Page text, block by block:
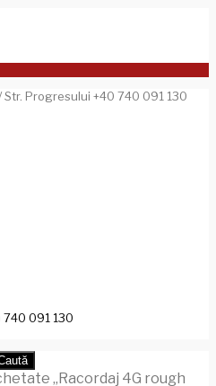
Progresului +40 740 091 130
091 130
„Racordaj 4G rough